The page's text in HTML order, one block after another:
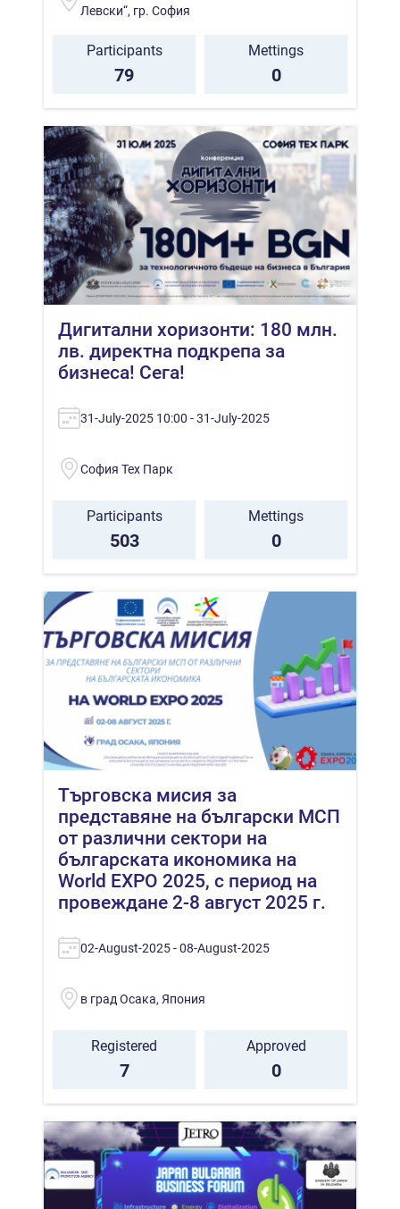
Левски“, гр. София
Participants
79
Mettings
0
Дигитални хоризонти: 180 млн.
лв. директна подкрепа за
бизнеса! Сега!
31-July-2025 10:00 - 31-July-2025
София Тех Парк
Participants
503
Mettings
0
Търговска мисия за
представяне на български МСП
от различни сектори на
българската икономика на
World EXPO 2025, с период на
провеждане 2-8 август 2025 г.
02-August-2025 - 08-August-2025
в град Осака, Япония
Registered
7
Approved
0